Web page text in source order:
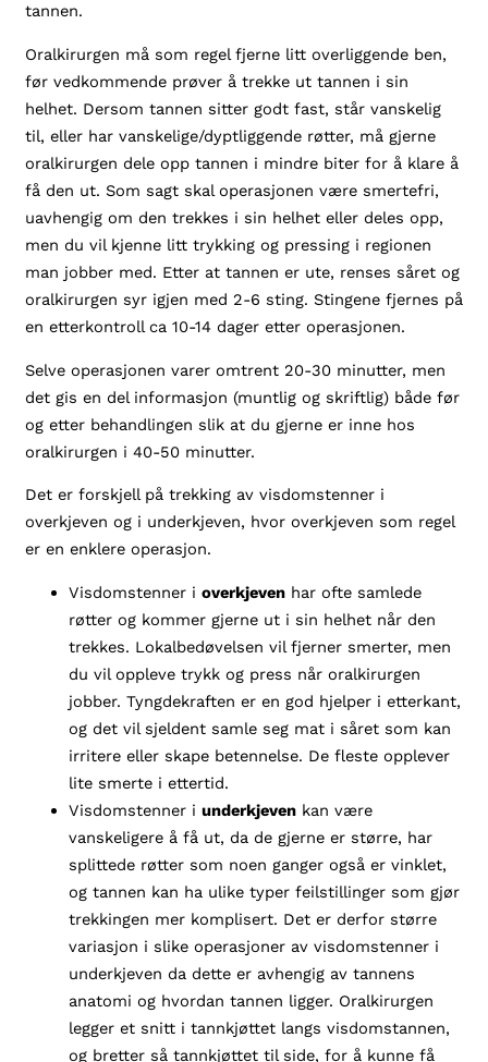
tannen.
Oralkirurgen må som regel fjerne litt overliggende ben,
før vedkommende prøver å trekke ut tannen i sin
helhet. Dersom tannen sitter godt fast, står vanskelig
til, eller har vanskelige/dyptliggende røtter, må gjerne
oralkirurgen dele opp tannen i mindre biter for å klare å
få den ut. Som sagt skal operasjonen være smertefri,
uavhengig om den trekkes i sin helhet eller deles opp,
men du vil kjenne litt trykking og pressing i regionen
man jobber med. Etter at tannen er ute, renses såret og
oralkirurgen syr igjen med 2-6 sting. Stingene fjernes på
en etterkontroll ca 10-14 dager etter operasjonen.
Selve operasjonen varer omtrent 20-30 minutter, men
det gis en del informasjon (muntlig og skriftlig) både før
og etter behandlingen slik at du gjerne er inne hos
oralkirurgen i 40-50 minutter.
Det er forskjell på trekking av visdomstenner i
overkjeven og i underkjeven, hvor overkjeven som regel
er en enklere operasjon.
Visdomstenner i overkjeven har ofte samlede
røtter og kommer gjerne ut i sin helhet når den
trekkes. Lokalbedøvelsen vil fjerner smerter, men
du vil oppleve trykk og press når oralkirurgen
jobber. Tyngdekraften er en god hjelper i etterkant,
og det vil sjeldent samle seg mat i såret som kan
irritere eller skape betennelse. De fleste opplever
lite smerte i ettertid.
Visdomstenner i underkjeven kan være
vanskeligere å få ut, da de gjerne er større, har
splittede røtter som noen ganger også er vinklet,
og tannen kan ha ulike typer feilstillinger som gjør
trekkingen mer komplisert. Det er derfor større
variasjon i slike operasjoner av visdomstenner i
underkjeven da dette er avhengig av tannens
anatomi og hvordan tannen ligger. Oralkirurgen
legger et snitt i tannkjøttet langs visdomstannen,
og bretter så tannkjøttet til side, for å kunne få